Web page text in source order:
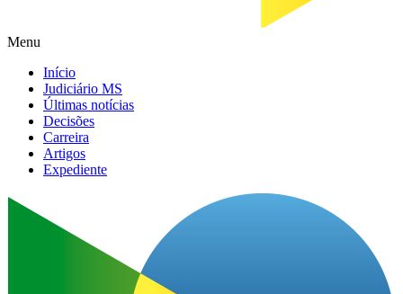
Menu
Início
Judiciário MS
Últimas notícias
Decisões
Carreira
Artigos
Expediente